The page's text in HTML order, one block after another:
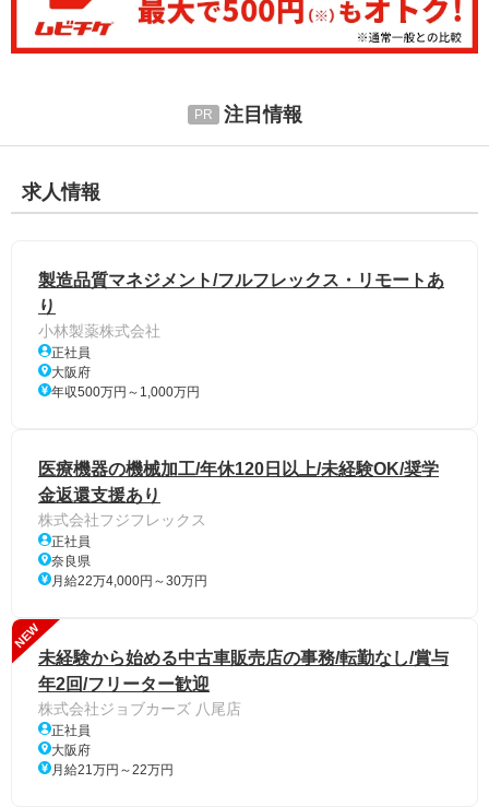
注目情報
求人情報
製造品質マネジメント/フルフレックス・リモートあ
り
小林製薬株式会社
正社員
大阪府
年収500万円～1,000万円
医療機器の機械加工/年休120日以上/未経験OK/奨学
金返還支援あり
株式会社フジフレックス
正社員
奈良県
月給22万4,000円～30万円
NEW
未経験から始める中古車販売店の事務/転勤なし/賞与
年2回/フリーター歓迎
株式会社ジョブカーズ 八尾店
正社員
大阪府
月給21万円～22万円